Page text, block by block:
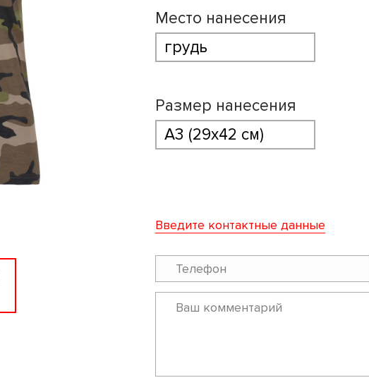
Место нанесения
Размер нанесения
Введите контактные данные